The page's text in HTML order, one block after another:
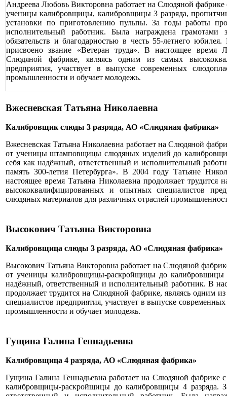
Андреева Любовь Викторовна работает на Слюдяной фабрике
ученицы калибровщицы, калибровщицы 3 разряда,
установки по приготовлению пульпы. За годы работы
исполнительный работник. Была награждена грамотами
обязательств и благодарностью в честь 55-летнего
присвоено звание «Ветеран труда». В настоящее время
Слюдяной фабрике, являясь одним из самых
предприятия, участвует в выпуске современных
промышленности и обучает молодежь.
Вжесневская Татьяна Николаевна
Калибровщик слюды 3 разряда, АО «Слюдяная фабрика»
Вжесневская Татьяна Николаевна работает на Слюдяной
от ученицы штамповщицы слюдяных изделий до
себя как надёжный, ответственный и исполнительный
память 300-летия Петербурга». В 2004 году Татьяне
настоящее время Татьяна Николаевна продолжает
высококвалифицированных и опытных специалистов
слюдяных материалов для различных отраслей
Высокович Татьяна Викторовна
Калибровщица слюды 3 разряда, АО «Слюдяная
Высокович Татьяна Викторовна работает на Слюдяной
от ученицы калибровщицы-раскройщицы до калибровщицы
надёжный, ответственный и исполнительный работник. В
продолжает трудится на Слюдяной фабрике, являясь одним
специалистов предприятия, участвует в выпуске
промышленности и обучает молодежь.
Гущина Галина Геннадьевна
Калибровщица 4 разряда, АО «Слюдяная фабрика»
Гущина Галина Геннадьевна работает на Слюдяной фабрике
калибровщицы-раскройщицы до калибровщицы 4 разряда.